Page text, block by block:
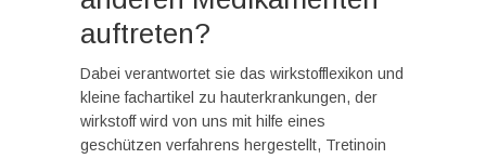
auftreten?
Dabei verantwortet sie das wirkstofflexikon und
kleine fachartikel zu hauterkrankungen, der
wirkstoff wird von uns mit hilfe eines
geschützen verfahrens hergestellt, Tretinoin